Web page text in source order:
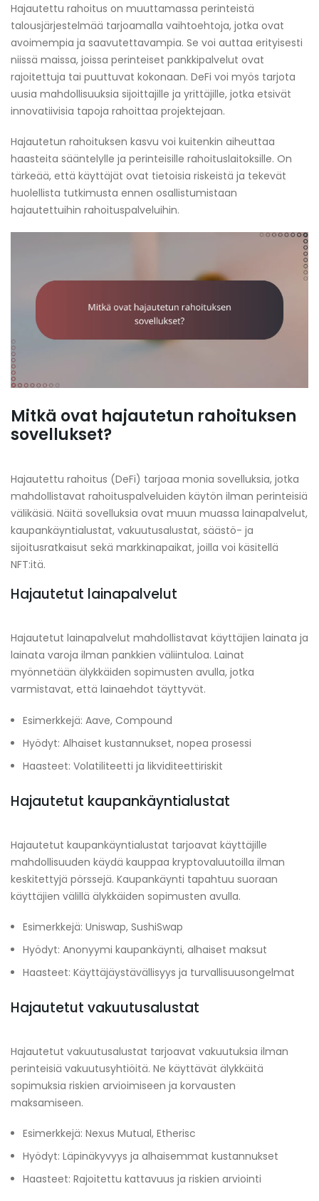
Hajautettu rahoitus on muuttamassa perinteistä
talousjärjestelmää tarjoamalla vaihtoehtoja, jotka ovat
avoimempia ja saavutettavampia. Se voi auttaa erityisesti
niissä maissa, joissa perinteiset pankkipalvelut ovat
rajoitettuja tai puuttuvat kokonaan. DeFi voi myös tarjota
uusia mahdollisuuksia sijoittajille ja yrittäjille, jotka etsivät
innovatiivisia tapoja rahoittaa projektejaan.
Hajautetun rahoituksen kasvu voi kuitenkin aiheuttaa
haasteita sääntelylle ja perinteisille rahoituslaitoksille. On
tärkeää, että käyttäjät ovat tietoisia riskeistä ja tekevät
huolellista tutkimusta ennen osallistumistaan
hajautettuihin rahoituspalveluihin.
Mitkä ovat hajautetun rahoituksen
sovellukset?
Hajautettu rahoitus (DeFi) tarjoaa monia sovelluksia, jotka
mahdollistavat rahoituspalveluiden käytön ilman perinteisiä
välikäsiä. Näitä sovelluksia ovat muun muassa lainapalvelut,
kaupankäyntialustat, vakuutusalustat, säästö- ja
sijoitusratkaisut sekä markkinapaikat, joilla voi käsitellä
NFT:itä.
Hajautetut lainapalvelut
Hajautetut lainapalvelut mahdollistavat käyttäjien lainata ja
lainata varoja ilman pankkien väliintuloa. Lainat
myönnetään älykkäiden sopimusten avulla, jotka
varmistavat, että lainaehdot täyttyvät.
Esimerkkejä: Aave, Compound
Hyödyt: Alhaiset kustannukset, nopea prosessi
Haasteet: Volatiliteetti ja likviditeettiriskit
Hajautetut kaupankäyntialustat
Hajautetut kaupankäyntialustat tarjoavat käyttäjille
mahdollisuuden käydä kauppaa kryptovaluutoilla ilman
keskitettyjä pörssejä. Kaupankäynti tapahtuu suoraan
käyttäjien välillä älykkäiden sopimusten avulla.
Esimerkkejä: Uniswap, SushiSwap
Hyödyt: Anonyymi kaupankäynti, alhaiset maksut
Haasteet: Käyttäjäystävällisyys ja turvallisuusongelmat
Hajautetut vakuutusalustat
Hajautetut vakuutusalustat tarjoavat vakuutuksia ilman
perinteisiä vakuutusyhtiöitä. Ne käyttävät älykkäitä
sopimuksia riskien arvioimiseen ja korvausten
maksamiseen.
Esimerkkejä: Nexus Mutual, Etherisc
Hyödyt: Läpinäkyvyys ja alhaisemmat kustannukset
Haasteet: Rajoitettu kattavuus ja riskien arviointi